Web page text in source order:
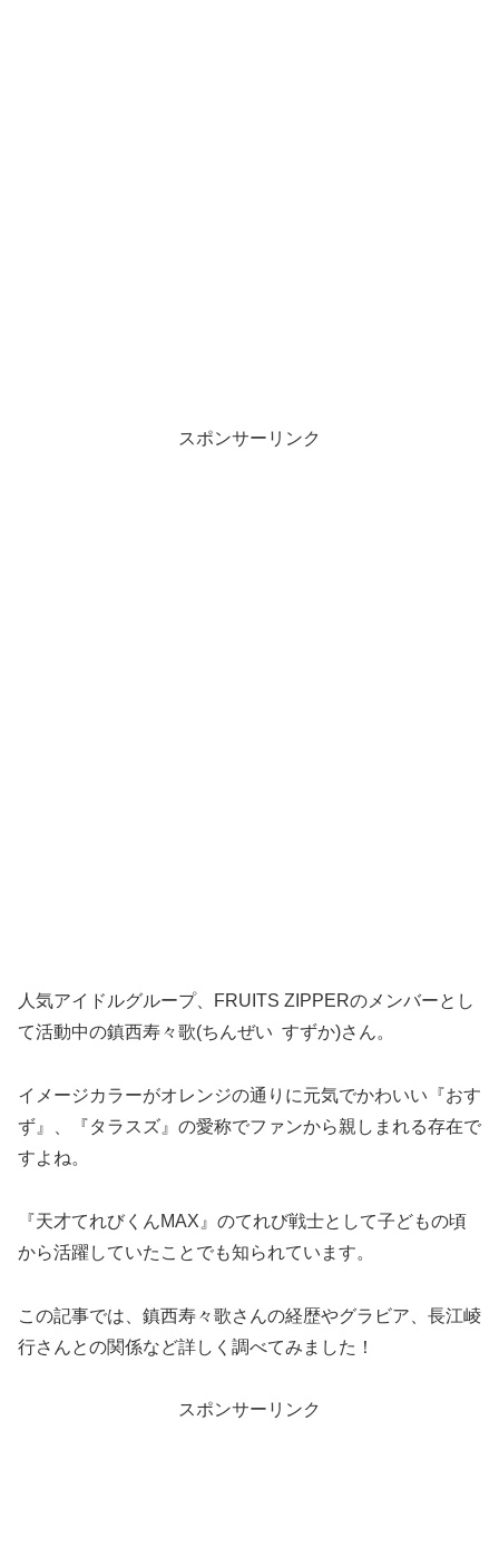
スポンサーリンク
人気アイドルグループ、FRUITS ZIPPERのメンバーとし
て活動中の鎮西寿々歌(ちんぜい すずか)さん。
イメージカラーがオレンジの通りに元気でかわいい『おす
ず』、『タラスズ』の愛称でファンから親しまれる存在で
すよね。
『天才てれびくんMAX』のてれび戦士として子どもの頃
から活躍していたことでも知られています。
この記事では、鎮西寿々歌さんの経歴やグラビア、長江崚
行さんとの関係など詳しく調べてみました！
スポンサーリンク